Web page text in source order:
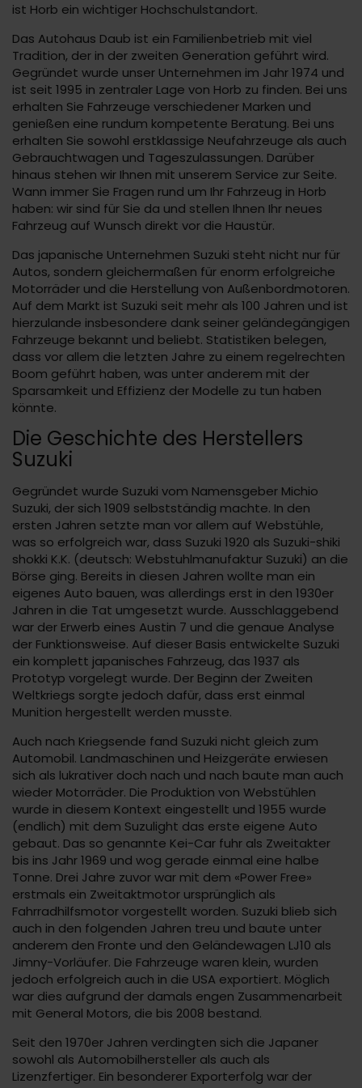
ist Horb ein wichtiger Hochschulstandort.
Das Autohaus Daub ist ein Familienbetrieb mit viel
Tradition, der in der zweiten Generation geführt wird.
Gegründet wurde unser Unternehmen im Jahr 1974 und
ist seit 1995 in zentraler Lage von Horb zu finden. Bei uns
erhalten Sie Fahrzeuge verschiedener Marken und
genießen eine rundum kompetente Beratung. Bei uns
erhalten Sie sowohl erstklassige Neufahrzeuge als auch
Gebrauchtwagen und Tageszulassungen. Darüber
hinaus stehen wir Ihnen mit unserem Service zur Seite.
Wann immer Sie Fragen rund um Ihr Fahrzeug in Horb
haben: wir sind für Sie da und stellen Ihnen Ihr neues
Fahrzeug auf Wunsch direkt vor die Haustür.
Das japanische Unternehmen Suzuki steht nicht nur für
Autos, sondern gleichermaßen für enorm erfolgreiche
Motorräder und die Herstellung von Außenbordmotoren.
Auf dem Markt ist Suzuki seit mehr als 100 Jahren und ist
hierzulande insbesondere dank seiner geländegängigen
Fahrzeuge bekannt und beliebt. Statistiken belegen,
dass vor allem die letzten Jahre zu einem regelrechten
Boom geführt haben, was unter anderem mit der
Sparsamkeit und Effizienz der Modelle zu tun haben
könnte.
Die Geschichte des Herstellers
Suzuki
Gegründet wurde Suzuki vom Namensgeber Michio
Suzuki, der sich 1909 selbstständig machte. In den
ersten Jahren setzte man vor allem auf Webstühle,
was so erfolgreich war, dass Suzuki 1920 als Suzuki-shiki
shokki K.K. (deutsch: Webstuhlmanufaktur Suzuki) an die
Börse ging. Bereits in diesen Jahren wollte man ein
eigenes Auto bauen, was allerdings erst in den 1930er
Jahren in die Tat umgesetzt wurde. Ausschlaggebend
war der Erwerb eines Austin 7 und die genaue Analyse
der Funktionsweise. Auf dieser Basis entwickelte Suzuki
ein komplett japanisches Fahrzeug, das 1937 als
Prototyp vorgelegt wurde. Der Beginn der Zweiten
Weltkriegs sorgte jedoch dafür, dass erst einmal
Munition hergestellt werden musste.
Auch nach Kriegsende fand Suzuki nicht gleich zum
Automobil. Landmaschinen und Heizgeräte erwiesen
sich als lukrativer doch nach und nach baute man auch
wieder Motorräder. Die Produktion von Webstühlen
wurde in diesem Kontext eingestellt und 1955 wurde
(endlich) mit dem Suzulight das erste eigene Auto
gebaut. Das so genannte Kei-Car fuhr als Zweitakter
bis ins Jahr 1969 und wog gerade einmal eine halbe
Tonne. Drei Jahre zuvor war mit dem «Power Free»
erstmals ein Zweitaktmotor ursprünglich als
Fahrradhilfsmotor vorgestellt worden. Suzuki blieb sich
auch in den folgenden Jahren treu und baute unter
anderem den Fronte und den Geländewagen LJ10 als
Jimny-Vorläufer. Die Fahrzeuge waren klein, wurden
jedoch erfolgreich auch in die USA exportiert. Möglich
war dies aufgrund der damals engen Zusammenarbeit
mit General Motors, die bis 2008 bestand.
Seit den 1970er Jahren verdingten sich die Japaner
sowohl als Automobilhersteller als auch als
Lizenzfertiger. Ein besonderer Exporterfolg war der